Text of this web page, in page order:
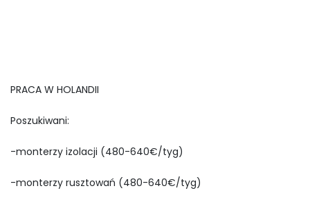
PRACA W HOLANDII
Poszukiwani:
-monterzy izolacji (480-640€/tyg)
-monterzy rusztowań (480-640€/tyg)